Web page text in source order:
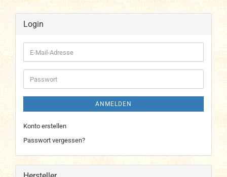
Login
E-
Mail-
Adresse
Passwort
ANMELDEN
Konto erstellen
Passwort vergessen?